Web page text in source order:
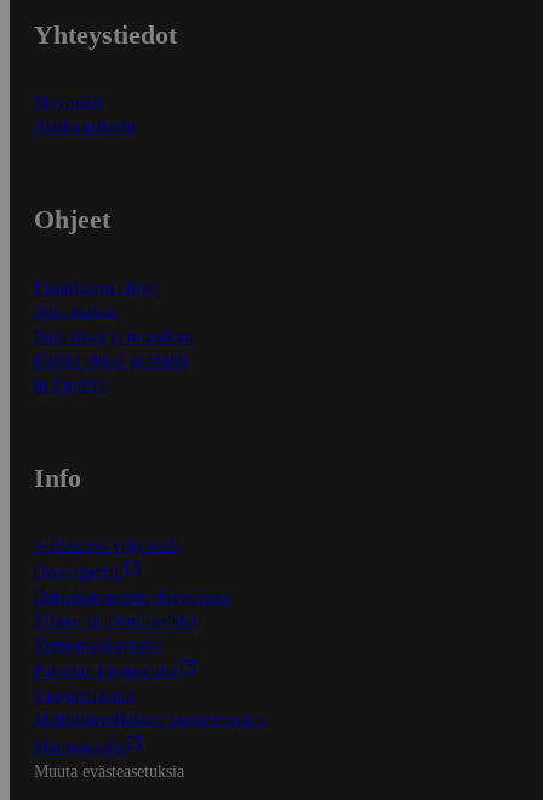
Yhteystiedot
Myymälät
Asiakaspalvelu
Ohjeet
Ensitilaajan ohjeet
Näin maksat
Näin tilaat ja muokkaat
Kaikki ohjeet ja vinkit
In English
Info
S-Business yrityksille
Oiva-raportit
Osuuskauppojen yhteystiedot
Tilaus- ja toimitusehdot
Tietosuojakäytäntö
Palvelun käyttöehdot
Saavutettavuus
Mobiilisovelluksen saavutettavuus
Mainostajalle
Muuta evästeasetuksia